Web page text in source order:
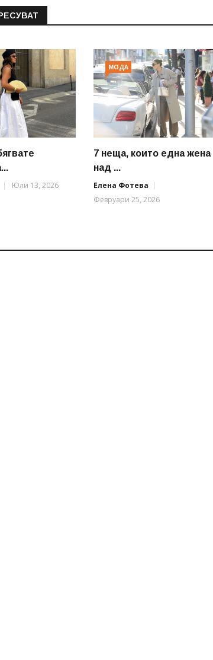
Юли 13, 2026
МОДА
7 неща, които една жена
над ...
Елена Фотева
Февруари 25, 2026